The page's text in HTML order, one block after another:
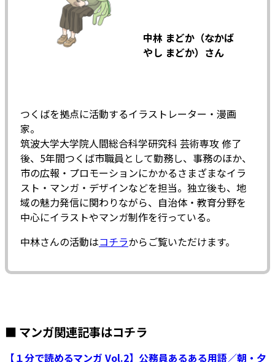
中林 まどか（なかば
やし まどか）さん
つくばを拠点に活動するイラストレーター・漫画
家。
筑波大学大学院人間総合科学研究科 芸術専攻 修了
後、5年間つくば市職員として勤務し、事務のほか、
市の広報・プロモーションにかかるさまざまなイラ
スト・マンガ・デザインなどを担当。独立後も、地
域の魅力発信に関わりながら、自治体・教育分野を
中心にイラストやマンガ制作を行っている。
中林さんの活動はコチラからご覧いただけます。
■ マンガ関連記事はコチラ
【１分で読めるマンガ Vol.2】公務員あるある用語／朝・夕